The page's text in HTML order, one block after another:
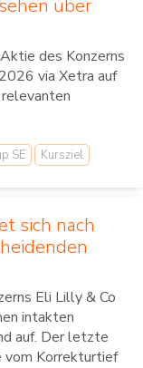
über
des Konzerns
via Xetra auf
SE Kursziel
sich nach
Eli Lilly & Co
intakten
auf. Der letzte
Korrekturtief